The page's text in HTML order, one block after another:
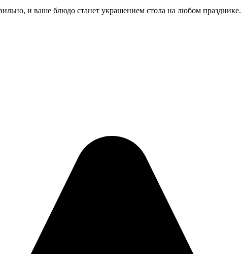
и ваше блюдо станет украшением стола на любом празднике.